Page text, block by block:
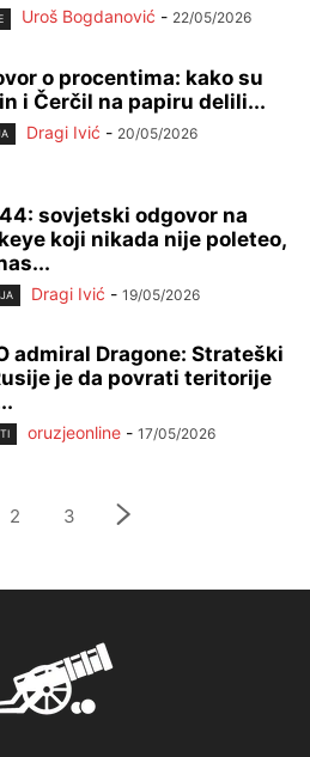
Uroš Bogdanović - 22/05/2026
o procentima: kako su
i Čerčil na papiru delili...
Dragi Ivić - 20/05/2026
sovjetski odgovor na
koji nikada nije poleteo,
Dragi Ivić - 19/05/2026
admiral Dragone: Strateški
je da povrati teritorije
oruzjeonline - 17/05/2026
2 3